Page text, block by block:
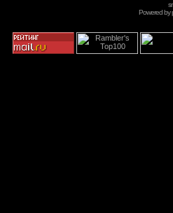
Powered by